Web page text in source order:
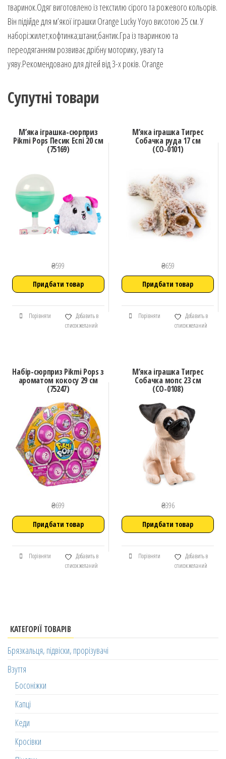
тваринок.Одяг виготовлено із текстилю сірого та рожевого кольорів.
Він підійде для м’якої іграшки Orange Lucky Yoyo висотою 25 см. У
наборі:жилет;кофтинка;штани;бантик.Гра із тваринкою та
переодяганням розвиває дрібну моторику, увагу та
уяву.Рекомендовано для дітей від 3-х років. Orange
Супутні товари
М’яка іграшка-сюрприз
Pikmi Pops Песик Еспі 20 см
(75169)
₴599
Придбати товар
Порівняти
Добавить в
список желаний
М’яка іграшка Тигрес
Собачка руда 17 см
(СО-0101)
₴659
Придбати товар
Порівняти
Добавить в
список желаний
Набір-сюрприз Pikmi Pops з
ароматом кокосу 29 см
(75247)
₴699
Придбати товар
Порівняти
Добавить в
список желаний
М’яка іграшка Тигрес
Собачка мопс 23 см
(СО-0108)
₴396
Придбати товар
Порівняти
Добавить в
список желаний
КАТЕГОРІЇ ТОВАРІВ
Брязкальця, підвіски, прорізувачі
Взуття
Босоніжки
Капці
Кеди
Кросівки